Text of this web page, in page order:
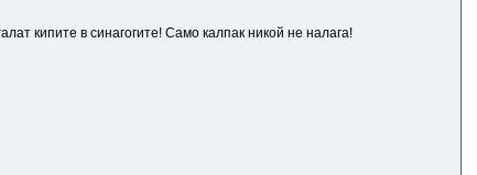
кипите в синагогите! Само калпак никой не налага!